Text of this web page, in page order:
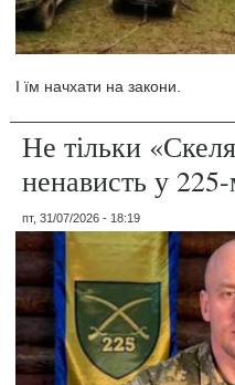
І їм начхати на закони.
Не тільки
ненависть у
пт, 31/07/2026 - 18:19